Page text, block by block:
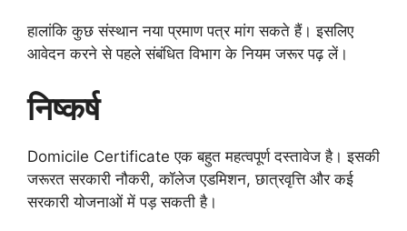
हालांकि कुछ संस्थान नया प्रमाण पत्र मांग सकते हैं। इसलिए
आवेदन करने से पहले संबंधित विभाग के नियम जरूर पढ़ लें।
निष्कर्ष
Domicile Certificate एक बहुत महत्वपूर्ण दस्तावेज है। इसकी
जरूरत सरकारी नौकरी, कॉलेज एडमिशन, छात्रवृत्ति और कई
सरकारी योजनाओं में पड़ सकती है।